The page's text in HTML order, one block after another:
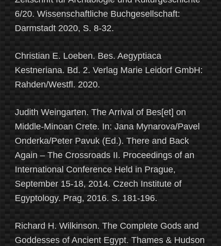
6/20. Wissenschaftliche Buchgesellschaft:
Darmstadt 2020, S. 8-32.
Christian E. Loeben. Bes. Aegyptiaca
Kestneriana. Bd. 2. Verlag Marie Leidorf GmbH:
Rahden/Westfl. 2020.
Judith Weingarten. The Arrival of Bes[et] on
Middle-Minoan Crete. In: Jana Mynarova/Pavel
Onderka/Peter Pavuk (Ed.). There and Back
Again – The Crossroads II. Proceedings of an
International Conference Held in Prague,
September 15-18, 2014. Czech Institute of
Egyptology. Prag, 2016. S. 181-196.
Richard H. Wilkinson. The Complete Gods and
Goddesses of Ancient Egypt. Thames & Hudson